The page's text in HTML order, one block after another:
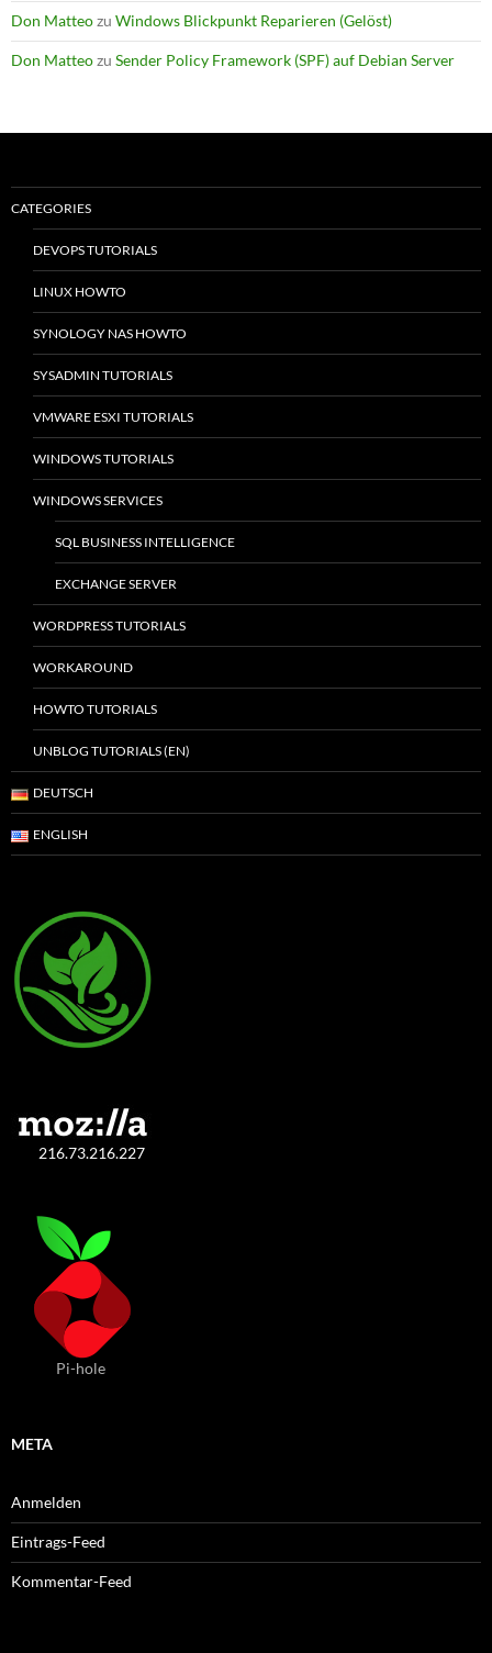
Don Matteozu Windows Blickpunkt Reparieren (Gelöst)
Don Matteozu Sender Policy Framework (SPF) auf Debian Server
CATEGORIES
DEVOPS TUTORIALS
LINUX HOWTO
SYNOLOGY NAS HOWTO
SYSADMIN TUTORIALS
VMWARE ESXI TUTORIALS
WINDOWS TUTORIALS
WINDOWS SERVICES
SQL BUSINESS INTELLIGENCE
EXCHANGE SERVER
WORDPRESS TUTORIALS
WORKAROUND
HOWTO TUTORIALS
UNBLOG TUTORIALS (EN)
DEUTSCH
ENGLISH
216.73.216.227
Pi-hole
META
Anmelden
Eintrags-Feed
Kommentar-Feed